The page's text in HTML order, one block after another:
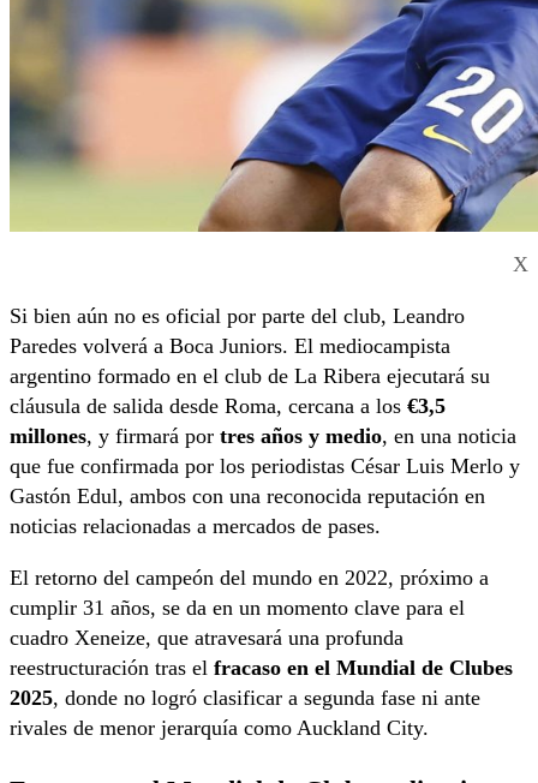
X
Si bien aún no es oficial por parte del club, Leandro
Paredes volverá a Boca Juniors. El mediocampista
argentino formado en el club de La Ribera ejecutará su
cláusula de salida desde Roma, cercana a los €3,5
millones, y firmará por tres años y medio, en una noticia
que fue confirmada por los periodistas César Luis Merlo y
Gastón Edul, ambos con una reconocida reputación en
noticias relacionadas a mercados de pases.
El retorno del campeón del mundo en 2022, próximo a
cumplir 31 años, se da en un momento clave para el
cuadro Xeneize, que atravesará una profunda
reestructuración tras el fracaso en el Mundial de Clubes
2025, donde no logró clasificar a segunda fase ni ante
rivales de menor jerarquía como Auckland City.